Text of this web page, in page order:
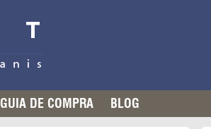
GUIA DE COMPRA BLOG